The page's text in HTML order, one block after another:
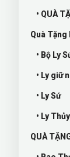
• QUÀ
Quà Tặng
• Bộ Ly
• Ly giữ
• Ly Sứ
• Ly
QUÀ